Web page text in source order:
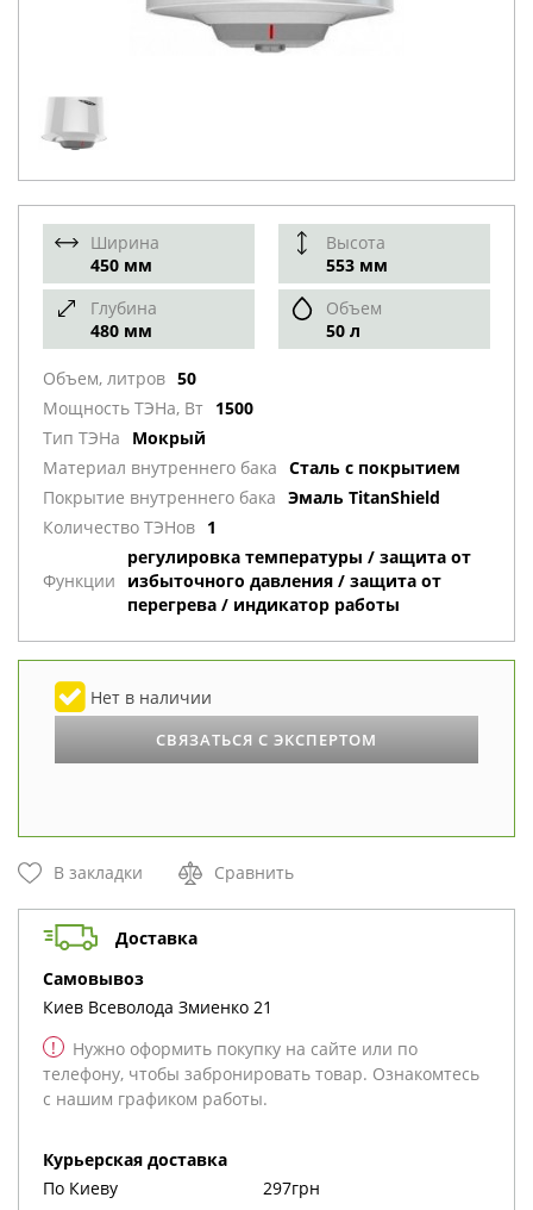
Ширина
450 мм
Высота
553 мм
Глубина
480 мм
Объем
50 л
Объем, литров 50
Мощность ТЭНа, Вт 1500
Тип ТЭНа
Мокрый
Материал внутреннего бака Сталь с покрытием
Покрытие внутреннего бака Эмаль TitanShield
Количество ТЭНов 1
Функции
регулировка температуры / защита от
избыточного давления / защита от
перегрева / индикатор работы
Нет в наличии
СВЯЗАТЬСЯ С ЭКСПЕРТОМ
В закладки Сравнить
Доставка
cамовывоз
Киев Всеволода Змиенко 21
!
Нужно оформить покупку на сайте или по
телефону, чтобы забронировать товар. Ознакомтесь
с нашим графиком работы.
Курьерская доставка
По Киеву
297грн